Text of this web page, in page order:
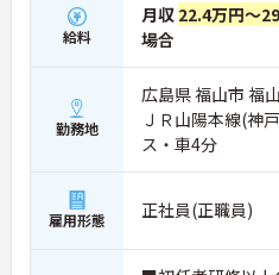
給料
月収 22.4万円～
場合
勤務地
広島県 福山市 福
ＪＲ山陽本線(神
ス・車4分
雇用形態 正社員(正職員)